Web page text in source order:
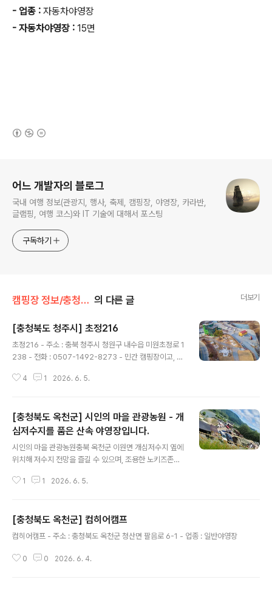
- 업종 : 자동차야영장
- 자동차야영장 : 15면
어느 개발자의 블로그
국내 여행 정보(관광지, 행사, 축제, 캠핑장, 야영장, 카라반,
글램핑, 여행 코스)와 IT 기술에 대해서 포스팅
구독하기
캠핑장 정보/충청북도 의 다른 글 더보기
[충청북도 청주시] 초정216
초정216 - 주소 : 충북 청주시 청원구 내수읍 미원초정로 1
238 - 전화 : 0507-1492-8273 - 민간 캠핑장이고, 직
영일 : 평일+주말 - 업종 : 일반야영장,카라반,글램핑 - 자
시설 : 침대,TV,에어컨,냉장고,유무선인터넷,난방기구) -
사이트 크기1 (가로 x 세로)(단위 : m) : 0 x 0 = 3개 - 사
이트 크기2 (가로 x 세로)(단위 : m) : 0 x 0 = 14개 - 사이
트 크기3 (가로 x 세로)(단위 : m) : 0 x 0 = 9개 - 사이트
4 1 2026. 6. 5.
[충청북도 옥천군] 시인의 마을 관광농원 - 개
심저수지를 품은 산속 야영장입니다.
시인의 마을 관광농원충북 옥천군 이원면 개심저수지 옆에
위치해 저수지 전망을 즐길 수 있으며, 조용한 노키즈존으
충청북도 옥천군 이원면 이원로 265-1 충청북도 옥천군
시인의마을 관광농원 캠핑장 - 전화 : 010-3709-2203
- 예약 페이지 : 바로가기 - 예약 구분 : 전화,온라인예약대
: 봄,가을 - 운영기간 : 봄,여름,가을,겨울 - 운영일 : 평일
1 1 2026. 6. 5.
[충청북도 옥천군] 컴히어캠프
컴히어캠프 - 주소 : 충청북도 옥천군 청산면 팔음로 6-1 - 업종 : 일반야영장
0 0 2026. 6. 4.